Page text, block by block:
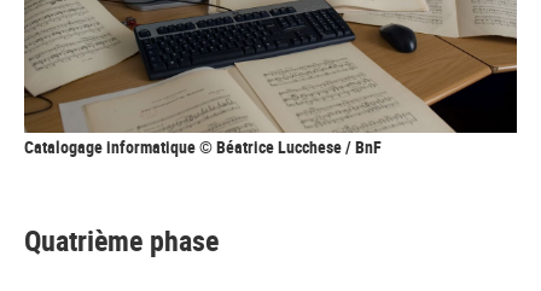
Catalogage informatique © Béatrice Lucchese / BnF
Quatrième phase